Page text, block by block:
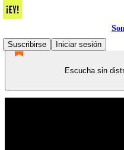
Suscribirse
Iniciar sesión
Escucha sin